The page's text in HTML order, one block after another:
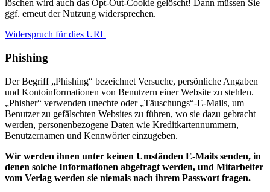
löschen wird auch das Opt-Out-Cookie gelöscht! Dann müssen Sie
ggf. erneut der Nutzung widersprechen.
Widerspruch für dies URL
Phishing
Der Begriff „Phishing“ bezeichnet Versuche, persönliche Angaben
und Kontoinformationen von Benutzern einer Website zu stehlen.
„Phisher“ verwenden unechte oder „Täuschungs“-E-Mails, um
Benutzer zu gefälschten Websites zu führen, wo sie dazu gebracht
werden, personenbezogene Daten wie Kreditkartennummern,
Benutzernamen und Kennwörter einzugeben.
Wir werden ihnen unter keinen Umständen E-Mails senden, in
denen solche Informationen abgefragt werden, und Mitarbeiter
vom Verlag werden sie niemals nach ihrem Passwort fragen.